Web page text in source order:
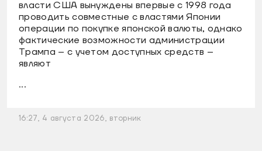
власти США вынуждены впервые с 1998 года
проводить совместные с властями Японии
операции по покупке японской валюты, однако
фактические возможности администрации
Трампа – с учетом доступных средств –
являют
...
16:27, 4 августа 2026, вторник